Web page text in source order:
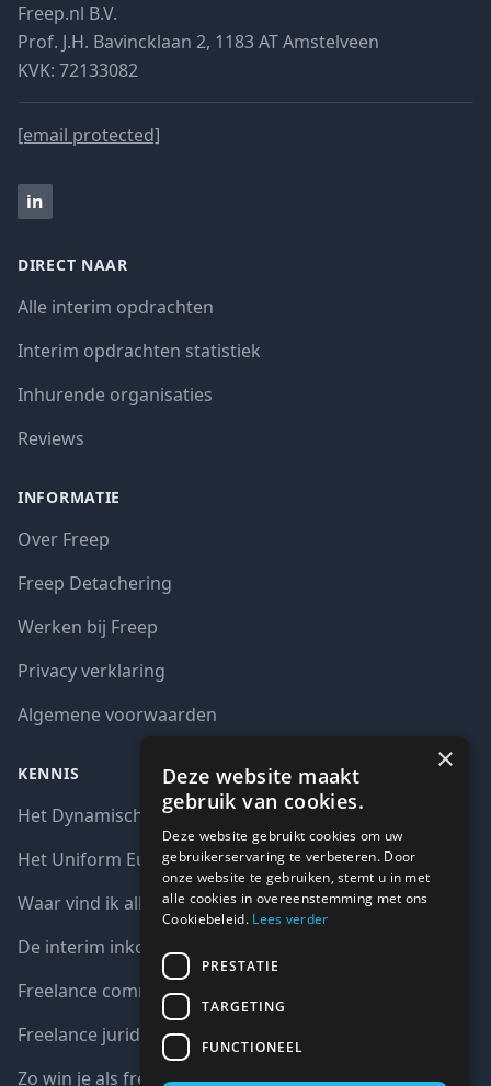
Freep.nl B.V.
Prof. J.H. Bavincklaan 2, 1183 AT Amstelveen
KVK: 72133082
[email protected]
in
DIRECT NAAR
Alle interim opdrachten
Interim opdrachten statistiek
Inhurende organisaties
Reviews
INFORMATIE
Over Freep
Freep Detachering
Werken bij Freep
Privacy verklaring
Algemene voorwaarden
KENNIS
Het Dynamisch aankoopsysteem (DAS)
Het Uniform Europees Aanbestedingsdocument (UEA)
Waar vind ik alle interim opdrachten bij de overheid?
De interim inkoop markt in cijfers
Freelance communicatie vacatures
Freelance juridische vacatures
Zo win je als freelancer een aanbesteding
×
Deze website maakt
gebruik van cookies.
Deze website gebruikt cookies om uw
gebruikerservaring te verbeteren. Door
onze website te gebruiken, stemt u in met
alle cookies in overeenstemming met ons
Cookiebeleid. Lees verder
PRESTATIE
TARGETING
FUNCTIONEEL